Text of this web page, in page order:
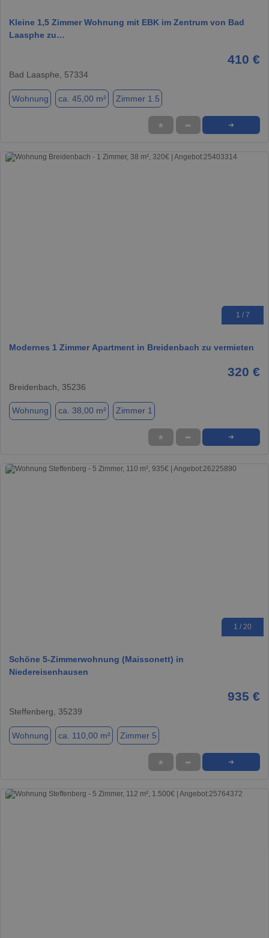
Kleine 1,5 Zimmer Wohnung mit EBK im Zentrum von Bad
Laasphe zu…
410 €
Bad Laasphe, 57334
Wohnung ca. 45,00 m² Zimmer 1.5
★ ➦ ➜
1 / 7
Modernes 1 Zimmer Apartment in Breidenbach zu vermieten
320 €
Breidenbach, 35236
Wohnung ca. 38,00 m² Zimmer 1
★ ➦ ➜
1 / 20
Schöne 5-Zimmerwohnung (Maissonett) in
Niedereisenhausen
935 €
Steffenberg, 35239
Wohnung ca. 110,00 m² Zimmer 5
★ ➦ ➜